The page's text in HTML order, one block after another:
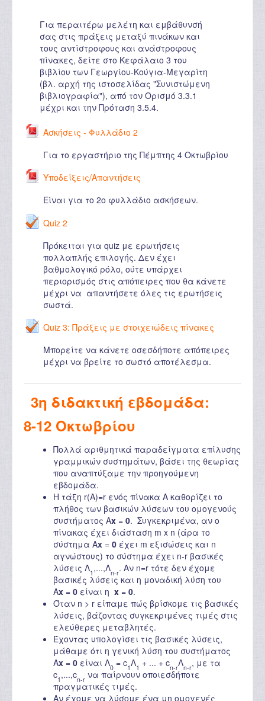
Για περαιτέρω μελέτη και εμβάθυνσή
σας στις πράξεις μεταξύ πινάκων και
τους αντίστροφους και ανάστροφους
πίνακες, δείτε στο Κεφάλαιο 3 του
βιβλίου των Γεωργίου-Κούγια-Μεγαρίτη
(βλ. αρχή της ιστοσελίδας "Συνιστώμενη
βιβλιογραφία"), από τον Ορισμό 3.3.1
μέχρι και την Πρόταση 3.5.4.
Ασκήσεις - Φυλλάδιο 2
Για το εργαστήριο της Πέμπτης 4 Οκτωβρίου
Υποδείξεις/Απαντήσεις
Είναι για το 2ο φυλλάδιο ασκήσεων.
Quiz 2
Πρόκειται για quiz με ερωτήσεις
πολλαπλής επιλογής. Δεν έχει
βαθμολογικό ρόλο, ούτε υπάρχει
περιορισμός στις απόπειρες που θα κάνετε
μέχρι να απαντήσετε όλες τις ερωτήσεις
σωστά.
Quiz 3: Πράξεις με στοιχειώδεις πίνακες
Μπορείτε να κάνετε οσεσδήποτε απόπειρες
μέχρι να βρείτε το σωστό αποτέλεσμα.
3η διδακτική εβδομάδα:
8-12 Οκτωβρίου
Πολλά αριθμητικά παραδείγματα επίλυσης
γραμμικών συστημάτων, βάσει της θεωρίας
που αναπτύξαμε την προηγούμενη
εβδομάδα.
Η τάξη r(A)=r ενός πίνακα A καθορίζει το
πλήθος των βασικών λύσεων του ομογενούς
συστήματος Ax = 0. Συγκεκριμένα, αν ο
πίνακας έχει διάσταση m x n (άρα το
σύστημα Ax = 0 έχει m εξισώσεις και n
αγνώστους) το σύστημα έχει n-r βασικές
λύσεις Λ1 ,...,Λn-r. Αν n=r τότε δεν έχομε
βασικές λύσεις και η μοναδική λύση του
Ax = 0 είναι η x = 0.
Όταν n > r είπαμε πώς βρίσκομε τις βασικές
λύσεις, βάζοντας συγκεκριμένες τιμές στις
ελεύθερες μεταβλητές.
Έχοντας υπολογίσει τις βασικές λύσεις,
μάθαμε ότι η γενική λύση του συστήματος
Ax = 0 είναι Λ0 = c1Λ1 + ... + cn-rΛn-r, με τα
c1 ,...,cn-r να παίρνουν οποιεσδήποτε
πραγματικές τιμές.
Αν έχομε να λύσομε ένα μη ομογενές